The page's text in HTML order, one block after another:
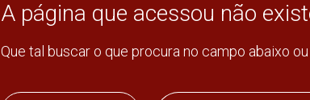
A página que acessou não
Que tal buscar o que procura no campo abaixo